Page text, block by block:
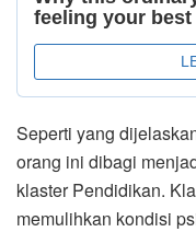
Seperti yang
orang ini dibagi
klaster Pendidikan.
memulihkan kondisi